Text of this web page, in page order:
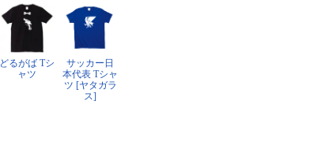
どるがば Tシ
ャツ
サッカー日
本代表 Tシャ
ツ [ヤタガラ
ス]